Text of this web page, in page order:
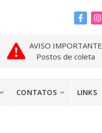
AVISO IMPORTANTE
Postos de coleta
CONTATOS LINKS